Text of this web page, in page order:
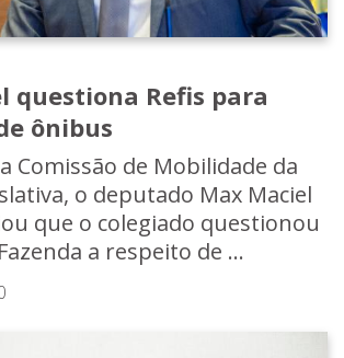
questiona Refis para
ônibus
Comissão de Mobilidade da
o deputado Max Maciel
que o colegiado questionou
a respeito de ...